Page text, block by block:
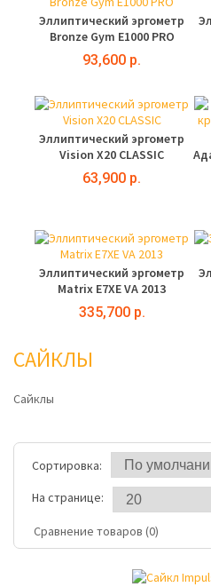
Эллиптический эргометр
Bronze Gym E1000 PRO
93,600 р.
Эллиптический эргометр
Vision X20 CLASSIC
63,900 р.
Эллиптический эргометр
Matrix E7XE VA 2013
335,700 р.
САЙКЛЫ
Сайклы
Сортировка:
На странице:
Сравнение товаров (0)